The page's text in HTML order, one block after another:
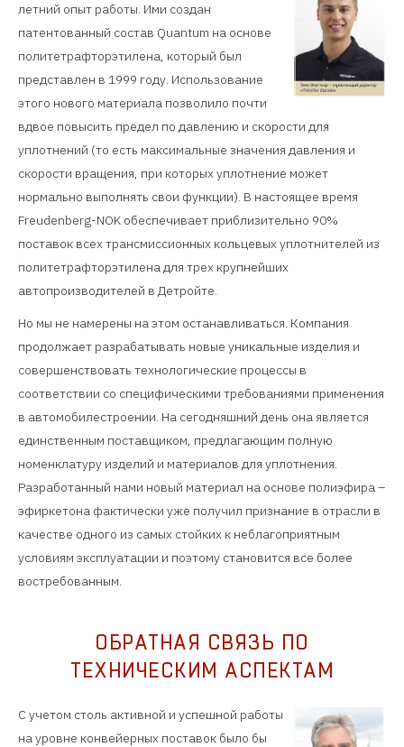
летний опыт работы. Ими создан
патентованный состав Quantum на основе
политетрафторэтилена, который был
представлен в 1999 году. Использование
этого нового материала позволило почти
вдвое повысить предел по давлению и скорости для
уплотнений (то есть максимальные значения давления и
скорости вращения, при которых уплотнение может
нормально выполнять свои функции). В настоящее время
Freudenberg-NOK обеспечивает приблизительно 90%
поставок всех трансмиссионных кольцевых уплотнителей из
политетрафторэтилена для трех крупнейших
автопроизводителей в Детройте.
Но мы не намерены на этом останавливаться. Компания
продолжает разрабатывать новые уникальные изделия и
совершенствовать технологические процессы в
соответствии со специфическими требованиями применения
в автомобилестроении. На сегодняшний день она является
единственным поставщиком, предлагающим полную
номенклатуру изделий и материалов для уплотнения.
Разработанный нами новый материал на основе полиэфира –
эфиркетона фактически уже получил признание в отрасли в
качестве одного из самых стойких к неблагоприятным
условиям эксплуатации и поэтому становится все более
востребованным.
ОБРАТНАЯ СВЯЗЬ ПО
ТЕХНИЧЕСКИМ АСПЕКТАМ
С учетом столь активной и успешной работы
на уровне конвейерных поставок было бы